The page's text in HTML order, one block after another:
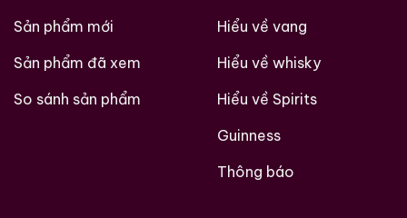
Sản phẩm mới
Sản phẩm đã xem
So sánh sản phẩm
Hiểu về vang
Hiểu về whisky
Hiểu về Spirits
Guinness
Thông báo